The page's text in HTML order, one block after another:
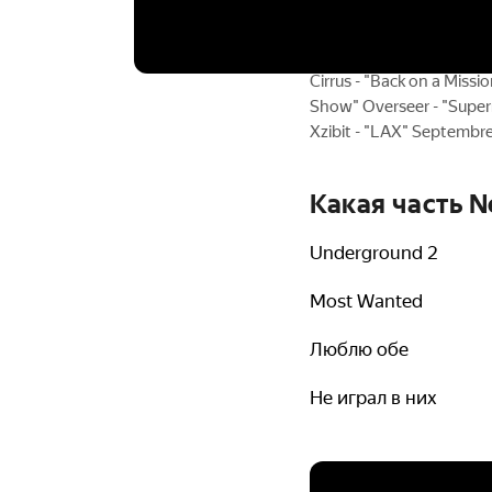
@max_owner_z
@dima_bryndin
Cirrus - "Back on a
Show" Overseer -
Xzibit - "LAX"
Какая часть
Underground 2
Most Wanted
Люблю обе
Не играл в них